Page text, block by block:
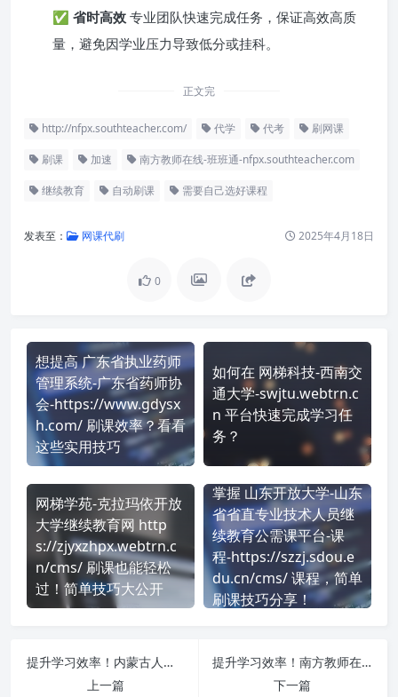
✅ 省时高效 专业团队快速完成任务，保证高效高质
量，避免因学业压力导致低分或挂科。
正文完
http://nfpx.southteacher.com/ 代学 代考 刷网课
刷课 加速 南方教师在线-班班通-nfpx.southteacher.com
继续教育 自动刷课 需要自己选好课程
发表至： 网课代刷 2025年4月18日
0
想提高 广东省执业药师
管理系统-广东省药师协
会-https://www.gdysx
h.com/ 刷课效率？看看
这些实用技巧
如何在 网梯科技-西南交
通大学-swjtu.webtrn.c
n 平台快速完成学习任
务？
网梯学苑-克拉玛依开放
大学继续教育网 http
s://zjyxzhpx.webtrn.c
n/cms/ 刷课也能轻松
过！简单技巧大公开
掌握 山东开放大学-山东
省省直专业技术人员继
续教育公需课平台-课
程-https://szzj.sdou.e
du.cn/cms/ 课程，简单
刷课技巧分享！
提升学习效率！内蒙古人才培训网-通用-zj.nmgrcpx.com 刷课方法全揭秘
上一篇
提升学习效率！南方教师在线-河南省中小学教师信息技术应用能力提升工程-hn.southteacher.com 刷课方法全揭秘
下一篇